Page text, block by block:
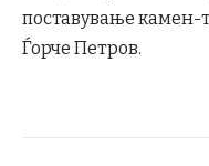
поставување
Ѓорче Петров.